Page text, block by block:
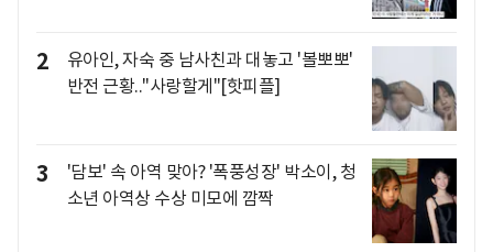
2
유아인, 자숙 중 남사친과 대놓고 '볼뽀뽀'
반전 근황.."사랑할게"[핫피플]
3
'담보' 속 아역 맞아? '폭풍성장' 박소이, 청
소년 아역상 수상 미모에 깜짝